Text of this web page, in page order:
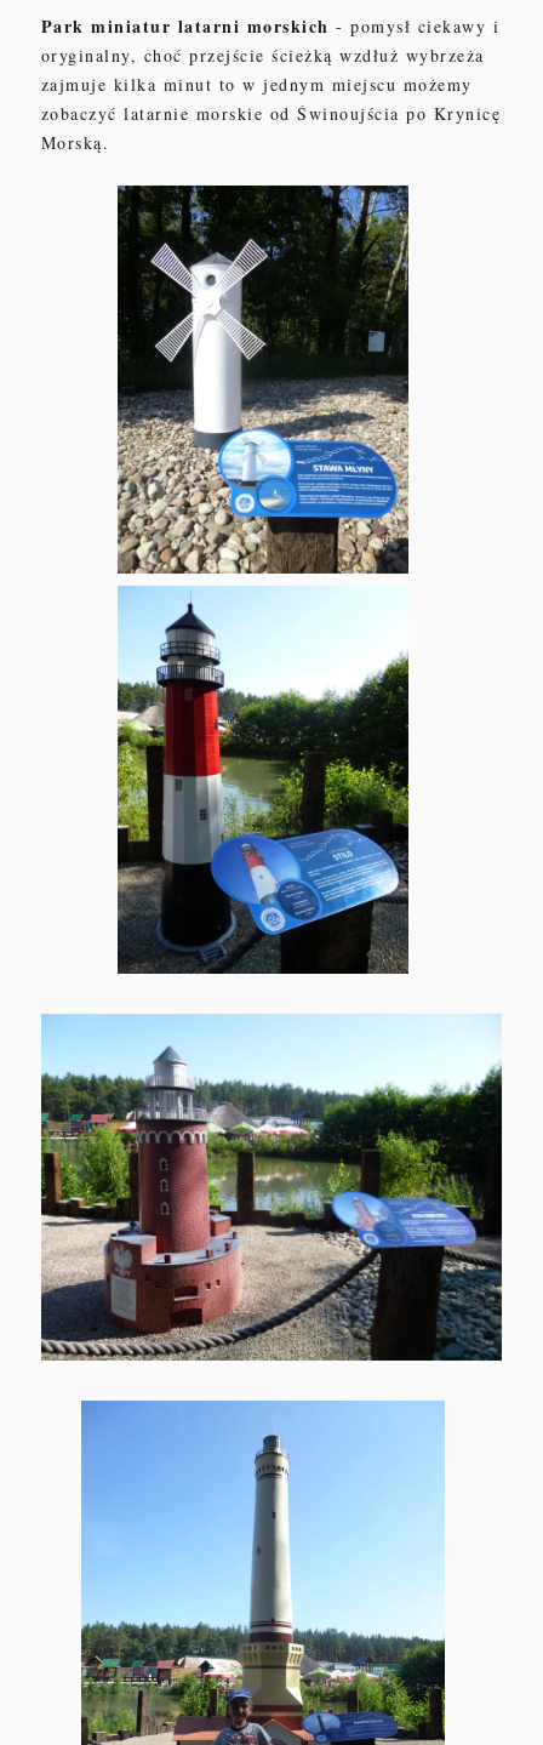
Park miniatur latarni morskich - pomysł ciekawy i
oryginalny, choć przejście ścieżką wzdłuż wybrzeża
zajmuje kilka minut to w jednym miejscu możemy
zobaczyć latarnie morskie od Świnoujścia po Krynicę
Morską.